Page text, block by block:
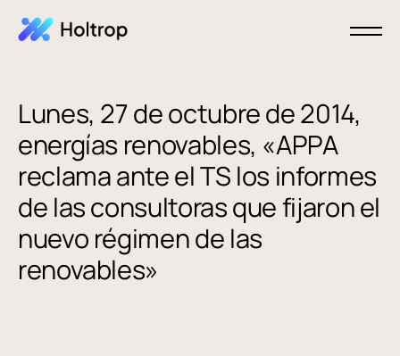
Lunes, 27 de octubre de 2014,
energías renovables, «APPA
reclama ante el TS los informes
de las consultoras que fijaron el
nuevo régimen de las
renovables»